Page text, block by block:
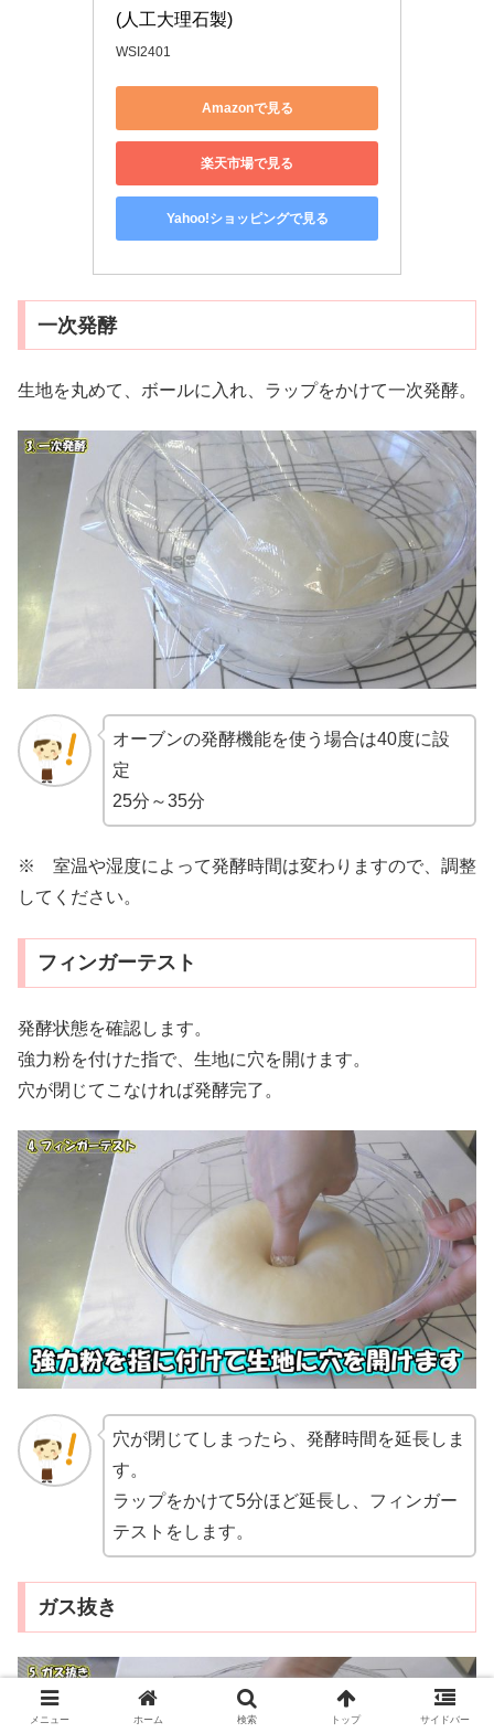
(人工大理石製)
WSI2401
Amazonで見る
楽天市場で見る
Yahoo!ショッピングで見る
一次発酵
生地を丸めて、ボールに入れ、ラップをかけて一次発酵。
オーブンの発酵機能を使う場合は40度に設
定
25分～35分
※ 室温や湿度によって発酵時間は変わりますので、調整
してください。
フィンガーテスト
発酵状態を確認します。
強力粉を付けた指で、生地に穴を開けます。
穴が閉じてこなければ発酵完了。
穴が閉じてしまったら、発酵時間を延長しま
す。
ラップをかけて5分ほど延長し、フィンガー
テストをします。
ガス抜き
メニュー ホーム 検索 トップ サイドバー